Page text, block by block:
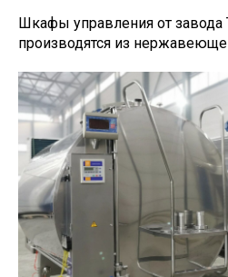
Шкафы управления от завода
производятся из